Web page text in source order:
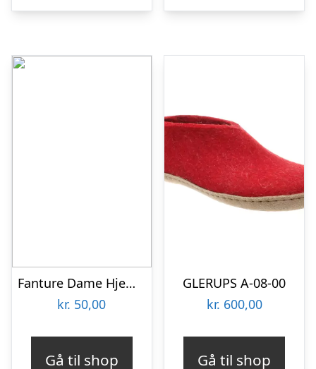
kr. 249,00.
kr.
Fanture Dame Hjemmesko – Dark Grey – 36/37
kr. 50,00
Gå til shop
GLERUPS A-08-00
kr. 600,00
Gå til shop